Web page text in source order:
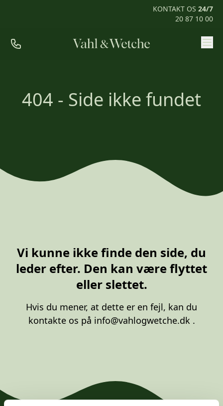
KONTAKT OS 24/7
20 87 10 00
Priser
Mød os
404 - Side ikke fundet
Vi kunne ikke finde den side, du
leder efter. Den kan være flyttet
eller slettet.
Hvis du mener, at dette er en fejl, kan du
kontakte os på info@vahlogwetche.dk.